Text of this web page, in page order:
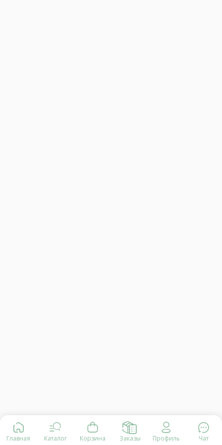
Главная Каталог Корзина Заказы Профиль Чат